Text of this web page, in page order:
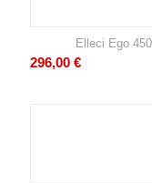
Elleci Ego
296,00 €